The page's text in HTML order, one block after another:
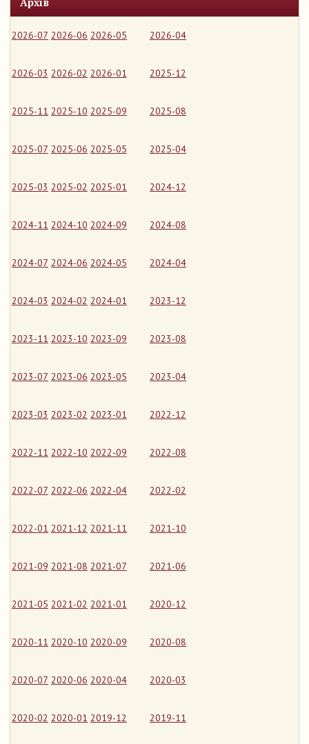
2026-07 2026-06 2026-05 2026-04
2026-03 2026-02 2026-01 2025-12
2025-11 2025-10 2025-09 2025-08
2025-07 2025-06 2025-05 2025-04
2025-03 2025-02 2025-01 2024-12
2024-11 2024-10 2024-09 2024-08
2024-07 2024-06 2024-05 2024-04
2024-03 2024-02 2024-01 2023-12
2023-11 2023-10 2023-09 2023-08
2023-07 2023-06 2023-05 2023-04
2023-03 2023-02 2023-01 2022-12
2022-11 2022-10 2022-09 2022-08
2022-07 2022-06 2022-04 2022-02
2022-01 2021-12 2021-11 2021-10
2021-09 2021-08 2021-07 2021-06
2021-05 2021-02 2021-01 2020-12
2020-11 2020-10 2020-09 2020-08
2020-07 2020-06 2020-04 2020-03
2020-02 2020-01 2019-12 2019-11